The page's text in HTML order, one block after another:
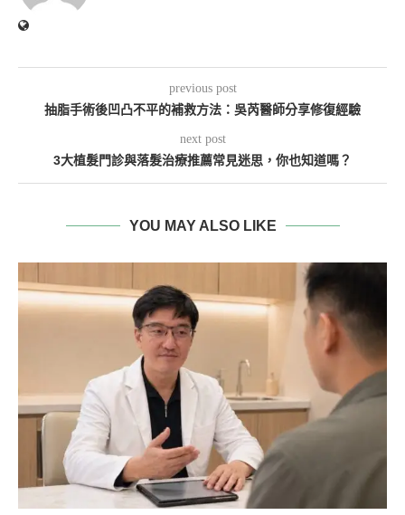
previous post
抽脂手術後凹凸不平的補救方法：吳芮醫師分享修復經驗
next post
3大植髮門診與落髮治療推薦常見迷思，你也知道嗎？
YOU MAY ALSO LIKE